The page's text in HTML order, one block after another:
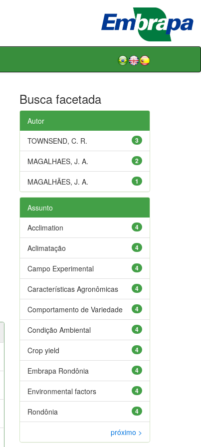
Busca facetada
Autor
3
TOWNSEND, C. R.
2
MAGALHAES, J. A.
1
MAGALHÃES, J. A.
Assunto
4
Acclimation
4
Aclimatação
4
Campo Experimental
4
Características Agronômicas
4
Comportamento de Variedade
4
Condição Ambiental
4
Crop yield
4
Embrapa Rondônia
4
Environmental factors
4
Rondônia
próximo >